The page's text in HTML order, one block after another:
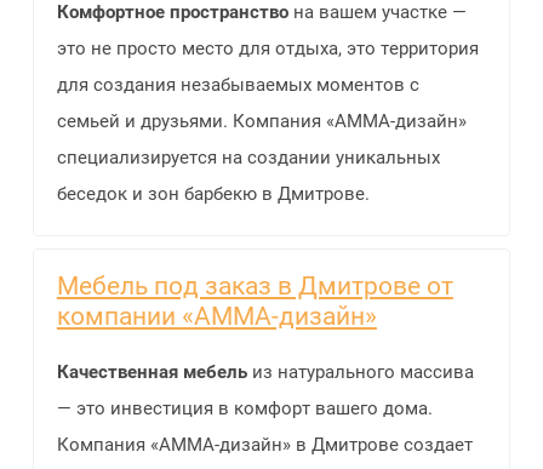
Комфортное пространствона вашем участке —
это не просто место для отдыха, это территория
для создания незабываемых моментов с
семьей и друзьями. Компания «АММА-дизайн»
специализируется на создании уникальных
беседок и зон барбекю в Дмитрове.
Мебель под заказ в Дмитрове от
компании «АММА-дизайн»
Качественная мебельиз натурального массива
— это инвестиция в комфорт вашего дома.
Компания «АММА-дизайн» в Дмитрове создает